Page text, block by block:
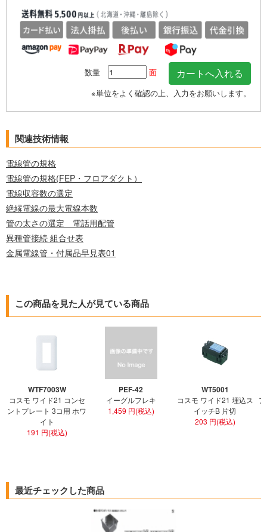
数量
面
※単位をよく確認の上、入力をお願いします。
関連技術情報
電線管の規格
電線管の規格(FEP・フロアダクト）
電線収容数の選定
絶縁電線の最大電線本数
管の太さの選定 電話用配管
異種管接続 組合せ表
金属電線管・付属品早見表01
この商品を見た人が見ている商品
WTF7003W
コスモ ワイド21 コンセ
ントプレート 3コ用 ホワ
イト
191 円(税込)
PEF-42
イーグルフレキ
1,459 円(税込)
WT5001
コスモ ワイド21 埋込ス
イッチB 片切
203 円(税込)
最近チェックした商品